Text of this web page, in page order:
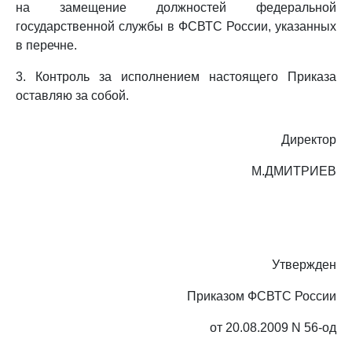
на замещение должностей федеральной
государственной службы в ФСВТС России, указанных
в перечне.
3. Контроль за исполнением настоящего Приказа
оставляю за собой.
Директор
М.ДМИТРИЕВ
Утвержден
Приказом ФСВТС России
от 20.08.2009 N 56-од